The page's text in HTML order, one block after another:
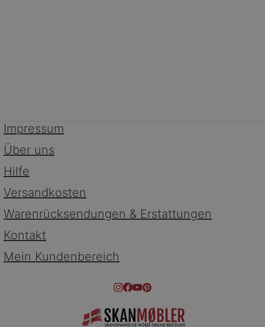
Impressum
Über uns
Hilfe
Versandkosten
Warenrücksendungen & Erstattungen
Kontakt
Mein Kundenbereich